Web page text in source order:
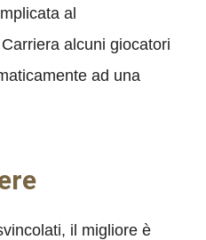
al
alcuni giocatori
ad una
il migliore è